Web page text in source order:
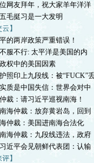
网友拜年，祝大家羊年洋洋
毛挺习是一大发明
云】
的两岸政策严重错误！
服不行: 太平洋是美国的内
权中的美国因素
照印上九段线：被“FUCK”
质是中国失信：世界会对中
裁：请习近平巡视南海！
海仲裁：放弃黄岩岛，回到
仲裁：美国进南海合法化
海仲裁：九段线违法，政府
近平会见朝鲜代表团：认输
评】